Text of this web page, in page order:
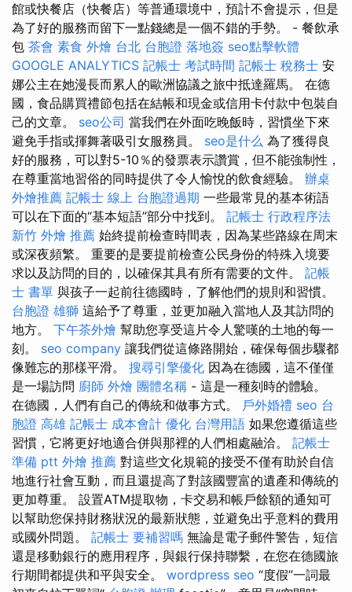
館或快餐店（快餐店）等普通環境中，預計不會提示，但是
為了好的服務而留下一點錢總是一個不錯的手勢。 - 餐飲承
包 茶會 素食 外燴 台北 台胞證 落地簽 seo點擊軟體
GOOGLE ANALYTICS 記帳士 考試時間 記帳士 稅務士 安
娜公主在她漫長而累人的歐洲協議之旅中抵達羅馬。 在德
國，食品購買禮節包括在結帳和現金或信用卡付款中包裝自
己的文章。 seo公司 當我們在外面吃晚飯時，習慣坐下來
避免手指或揮舞著吸引女服務員。 seo是什么 為了獲得良
好的服務，可以對5-10％的發票表示讚賞，但不能強制性，
在尊重當地習俗的同時提供了令人愉悅的飲食經驗。 辦桌
外燴推薦 記帳士 線上 台胞證過期 一些最常見的基本術語
可以在下面的“基本短語”部分中找到。 記帳士 行政程序法
新竹 外燴 推薦 始終提前檢查時間表，因為某些路線在周末
或深夜頻繁。 重要的是要提前檢查公民身份的特殊入境要
求以及訪問的目的，以確保其具有所有需要的文件。 記帳
士 書單 與孩子一起前往德國時，了解他們的規則和習慣。
台胞證 雄獅 這給予了尊重，並更加融入當地人及其訪問的
地方。 下午茶外燴 幫助您享受這片令人驚嘆的土地的每一
刻。 seo company 讓我們從這條路開始，確保每個步驟都
像難忘的那樣平滑。 搜尋引擎優化 因為在德國，這不僅僅
是一場訪問 廚師 外燴 團體名稱 - 這是一種刻時的體驗。
在德國，人們有自己的傳統和做事方式。 戶外婚禮 seo 台
胞證 高雄 記帳士 成本會計 優化 台灣用語 如果您遵循這些
習慣，它將更好地適合併與那裡的人們相處融洽。 記帳士
準備 ptt 外燴 推薦 對這些文化規範的接受不僅有助於自信
地進行社會互動，而且還提高了對該國豐富的遺產和傳統的
更加尊重。 設置ATM提取物，卡交易和帳戶餘額的通知可
以幫助您保持財務狀況的最新狀態，並避免出乎意料的費用
或國外問題。 記帳士 要補習嗎 無論是電子郵件警告，短信
還是移動銀行的應用程序，與銀行保持聯繫，在您在德國旅
行期間都提供和平與安全。 wordpress seo “度假”一詞最